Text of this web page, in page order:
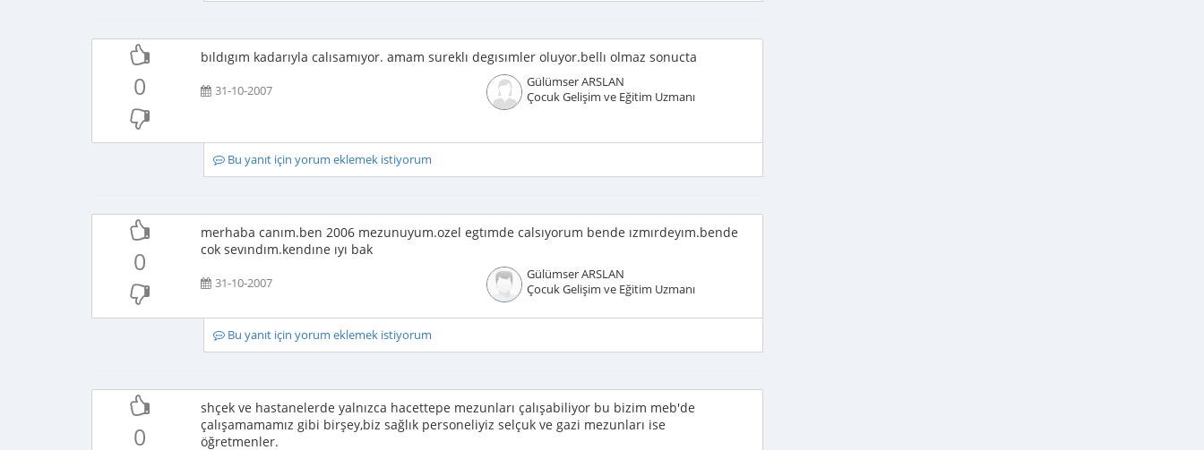
0
bıldıgım kadarıyla calısamıyor. amam sureklı degısımler oluyor.bellı olmaz sonucta
31-10-2007
Gülümser ARSLAN
Çocuk Gelişim ve Eğitim Uzmanı
Bu yanıt için yorum eklemek istiyorum
0
merhaba canım.ben 2006 mezunuyum.ozel egtımde calsıyorum bende ızmırdeyım.bende
cok sevındım.kendıne ıyı bak
31-10-2007
Gülümser ARSLAN
Çocuk Gelişim ve Eğitim Uzmanı
Bu yanıt için yorum eklemek istiyorum
0
shçek ve hastanelerde yalnızca hacettepe mezunları çalışabiliyor bu bizim meb'de
çalışamamamız gibi birşey,biz sağlık personeliyiz selçuk ve gazi mezunları ise
öğretmenler.